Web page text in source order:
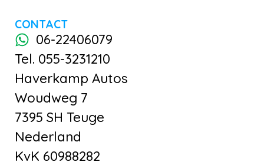
CONTACT
06-22406079
Tel. 055-3231210
Haverkamp Autos
Woudweg 7
7395 SH Teuge
Nederland
KvK 60988282